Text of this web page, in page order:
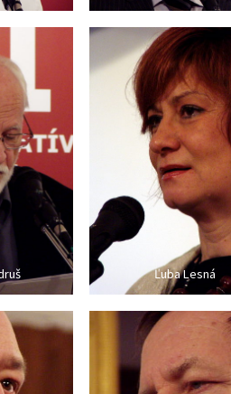
Ľuba Lesná